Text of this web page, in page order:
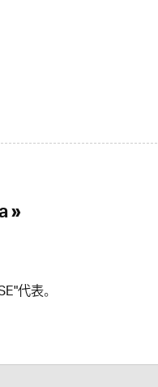
»
代表。